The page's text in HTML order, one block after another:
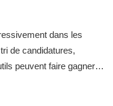
dans les
de candidatures,
peuvent faire gagner…